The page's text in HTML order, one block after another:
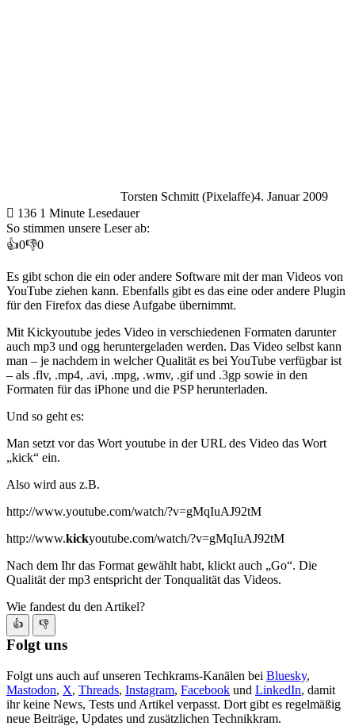
Torsten Schmitt (Pixelaffe)4. Januar 2009
136 1 Minute Lesedauer
So stimmen unsere Leser ab:
👍0👎0
Es gibt schon die ein oder andere Software mit der man Videos von
YouTube ziehen kann. Ebenfalls gibt es das eine oder andere Plugin
für den Firefox das diese Aufgabe übernimmt.
Mit Kickyoutube jedes Video in verschiedenen Formaten darunter
auch mp3 und ogg heruntergeladen werden. Das Video selbst kann
man – je nachdem in welcher Qualität es bei YouTube verfügbar ist
– als .flv, .mp4, .avi, .mpg, .wmv, .gif und .3gp sowie in den
Formaten für das iPhone und die PSP herunterladen.
Und so geht es:
Man setzt vor das Wort youtube in der URL des Video das Wort
„kick“ ein.
Also wird aus z.B.
http://www.youtube.com/watch/?v=gMqIuAJ92tM
http://www.kickyoutube.com/watch/?v=gMqIuAJ92tM
Nach dem Ihr das Format gewählt habt, klickt auch „Go“. Die
Qualität der mp3 entspricht der Tonqualität das Videos.
Wie fandest du den Artikel?
👍 👎
Folgt uns
Folgt uns auch auf unseren Techkrams-Kanälen bei Bluesky,
Mastodon, X, Threads, Instagram, Facebook und LinkedIn, damit
ihr keine News, Tests und Artikel verpasst. Dort gibt es regelmäßig
neue Beiträge, Updates und zusätzlichen Technikkram.